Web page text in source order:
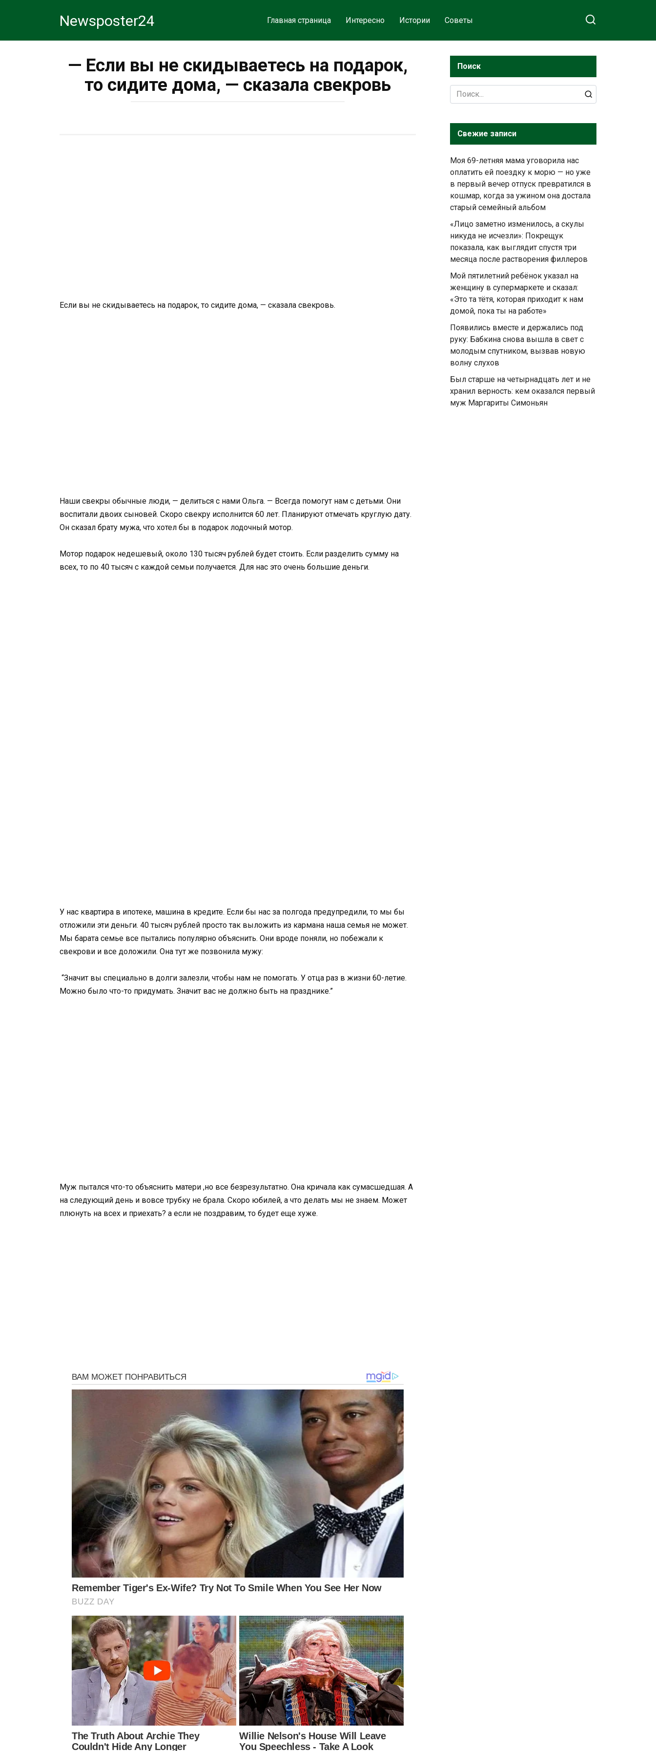
Newsposter24 Главная страница Интересно Истории Советы
— Если вы не скидываетесь на подарок,
то сидите дома, — сказала свекровь
Если вы не скидываетесь на подарок, то сидите дома, — сказала свекровь.
Наши свекры обычные люди, — делиться с нами Ольга. — Всегда помогут нам с детьми. Они
воспитали двоих сыновей. Скоро свекру исполнится 60 лет. Планируют отмечать круглую дату.
Он сказал брату мужа, что хотел бы в подарок лодочный мотор.
Мотор подарок недешевый, около 130 тысяч рублей будет стоить. Если разделить сумму на
всех, то по 40 тысяч с каждой семьи получается. Для нас это очень большие деньги.
У нас квартира в ипотеке, машина в кредите. Если бы нас за полгода предупредили, то мы бы
отложили эти деньги. 40 тысяч рублей просто так выложить из кармана наша семья не может.
Мы барата семье все пытались популярно объяснить. Они вроде поняли, но побежали к
свекрови и все доложили. Она тут же позвонила мужу:
“Значит вы специально в долги залезли, чтобы нам не помогать. У отца раз в жизни 60-летие.
Можно было что-то придумать. Значит вас не должно быть на празднике.”
Муж пытался что-то объяснить матери ,но все безрезультатно. Она кричала как сумасшедшая. А
на следующий день и вовсе трубку не брала. Скоро юбилей, а что делать мы не знаем. Может
плюнуть на всех и приехать? а если не поздравим, то будет еще хуже.
Поиск
Search
for:
Свежие записи
Моя 69-летняя мама уговорила нас
оплатить ей поездку к морю — но уже
в первый вечер отпуск превратился в
кошмар, когда за ужином она достала
старый семейный альбом
«Лицо заметно изменилось, а скулы
никуда не исчезли»: Покрещук
показала, как выглядит спустя три
месяца после растворения филлеров
Мой пятилетний ребёнок указал на
женщину в супермаркете и сказал:
«Это та тётя, которая приходит к нам
домой, пока ты на работе»
Появились вместе и держались под
руку: Бабкина снова вышла в свет с
молодым спутником, вызвав новую
волну слухов
Был старше на четырнадцать лет и не
хранил верность: кем оказался первый
муж Маргариты Симоньян